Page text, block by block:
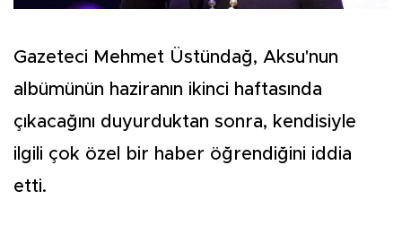
Gazeteci Mehmet Üstündağ, Aksu'nun
albümünün haziranın ikinci haftasında
çıkacağını duyurduktan sonra, kendisiyle
ilgili çok özel bir haber öğrendiğini iddia
etti.